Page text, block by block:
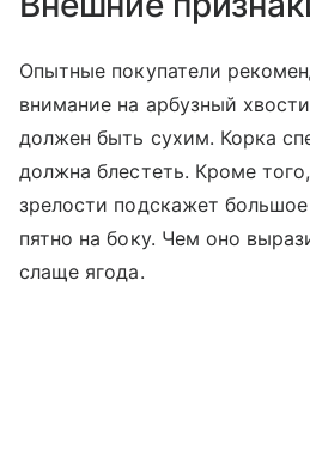
Опытные покупатели
внимание на арбузный
должен быть сухим. Корка
должна блестеть. Кроме
зрелости подскажет
пятно на боку. Чем оно
слаще ягода.